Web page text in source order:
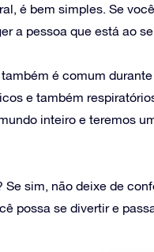
é bem simples. Se
a pessoa que está ao
é comum
e também
inteiro e teremos
Se sim, não deixe de
possa se divertir e